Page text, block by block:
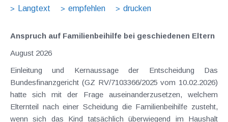
Langtext
empfehlen drucken
Anspruch auf Familienbeihilfe bei geschiedenen Eltern
August 2026
Einleitung und Kernaussage der Entscheidung Das
Bundesfinanzgericht (GZ RV/7103366/2025 vom 10.02.2026)
hatte sich mit der Frage auseinanderzusetzen, welchem
Elternteil nach einer Scheidung die Familienbeihilfe zusteht,
wenn sich das Kind tatsächlich überwiegend im Haushalt